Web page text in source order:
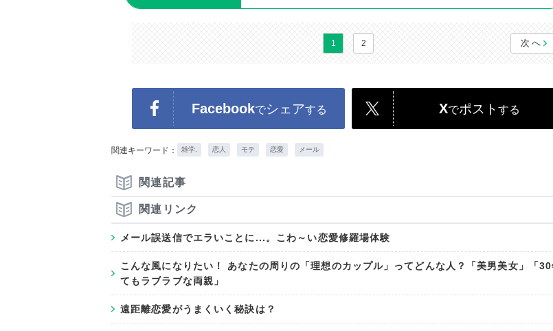
1 2 次へ
Facebookでシェアする Xでポスト する
関連キーワード： 雑学. 恋人 モテ 恋愛 メール
関連記事
関連リンク
メール誤送信でエラいことに...。こわ～い恋愛修羅場体験
こんな風になりたい！ あなたの周りの「理想のカップル」ってどんな人？「美男美女」「30
てもラブラブな両親」
遠距離恋愛がうまくいく秘訣は？